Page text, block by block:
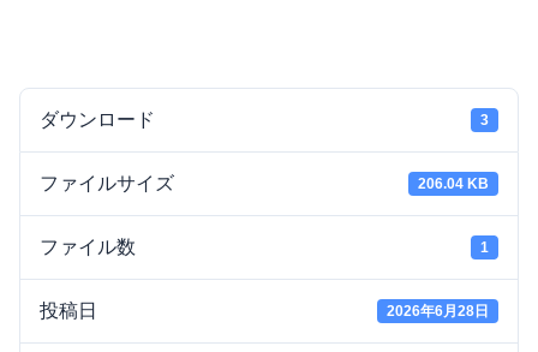
ダウンロード 3
ファイルサイズ 206.04 KB
ファイル数 1
投稿日 2026年6月28日